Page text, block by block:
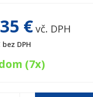
€vč. DPH
bez DPH
(7x)